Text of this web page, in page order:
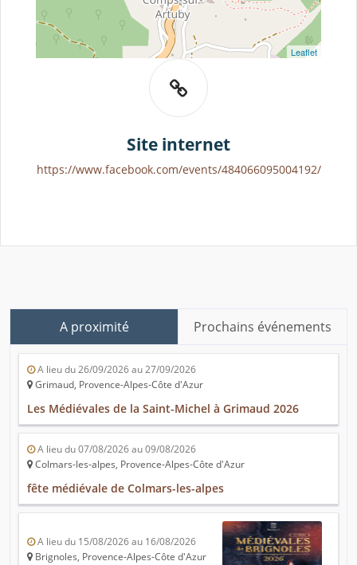
Leaflet
Site internet
https://www.facebook.com/events/484066095004192/
A proximité Prochains événements
A lieu du 26/09/2026 au 27/09/2026
Grimaud, Provence-Alpes-Côte d'Azur
Les Médiévales de la Saint-Michel à Grimaud 2026
A lieu du 07/08/2026 au 09/08/2026
Colmars-les-alpes, Provence-Alpes-Côte d'Azur
fête médiévale de Colmars-les-alpes
A lieu du 15/08/2026 au 16/08/2026
Brignoles, Provence-Alpes-Côte d'Azur